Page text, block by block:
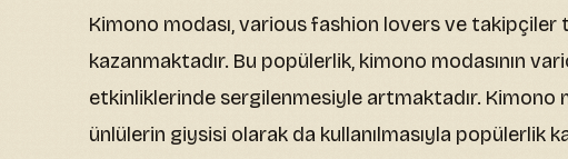
Kimono modası, various fashion lovers ve takipçiler
kazanmaktadır. Bu popülerlik, kimono modasının
etkinliklerinde sergilenmesiyle artmaktadır. Kimono
ünlülerin giysisi olarak da kullanılmasıyla popülerlik